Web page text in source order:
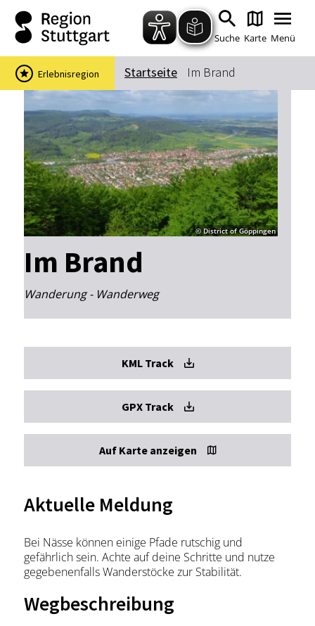
Zum Hauptinhalt springen
Zur Suche springen
Zur Hauptnavigation
Zum Footer springen
Suche Karte Menü
Suchbegriff
Das könnte Sie interessieren
Stadtführungen
Events & Tickets
Ausflugsziele
Erlebnisse
Wein
Radfahren
Wandern
Startseite Im Brand
Erlebnisregion
© District of Göppingen
Im Brand
Wanderung - Wanderweg
KML Track
GPX Track
Auf Karte anzeigen
Aktuelle Meldung
Bei Nässe können einige Pfade rutschig und
gefährlich sein. Achte auf deine Schritte und nutze
gegebenenfalls Wanderstöcke zur Stabilität.
Wegbeschreibung